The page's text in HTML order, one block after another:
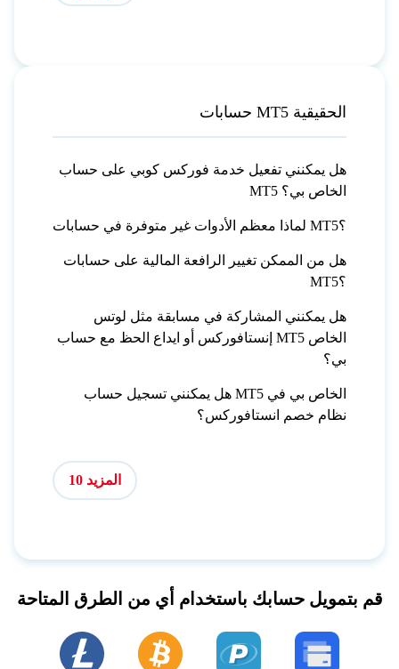
حسابات MT5 الحقيقية
هل يمكنني تفعيل خدمة فوركس كوبي على حساب
MT5 الخاص بي؟
لماذا معظم الأدوات غير متوفرة في حسابات MT5؟
هل من الممكن تغيير الرافعة المالية على حسابات
MT5؟
هل يمكنني المشاركة في مسابقة مثل لوتس
إنستافوركس أو ايداع الحظ مع حساب MT5 الخاص
بي؟
هل يمكنني تسجيل حساب MT5 الخاص بي في
نظام خصم انستافوركس؟
المزيد 10
قم بتمويل حسابك باستخدام أي من الطرق المتاحة